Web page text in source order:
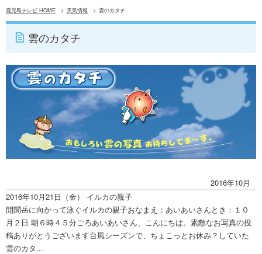
鹿児島テレビ HOME 天気情報 雲のカタチ
雲のカタチ
2016年10月
2016年10月21日（金）
イルカの親子
開聞岳に向かって泳ぐイルカの親子おなまえ：あいあいさんとき：１０
月２日 朝６時４５分ごろあいあいさん、こんにちは。素敵なお写真の投
稿ありがとうございます台風シーズンで、ちょこっとお休み？していた
雲のカタ...